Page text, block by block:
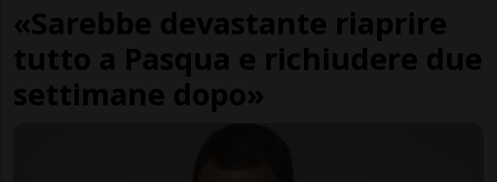
«Sarebbe devastante riaprire
tutto a Pasqua e richiudere due
settimane dopo»